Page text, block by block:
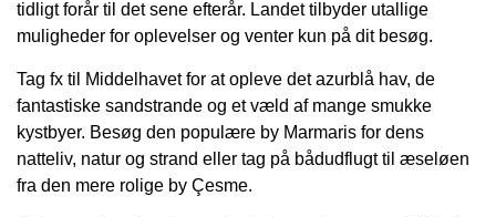
tidligt forår til det sene efterår. Landet tilbyder utallige
muligheder for oplevelser og venter kun på dit besøg.
Tag fx til Middelhavet for at opleve det azurblå hav, de
fantastiske sandstrande og et væld af mange smukke
kystbyer. Besøg den populære by Marmaris for dens
natteliv, natur og strand eller tag på bådudflugt til æseløen
fra den mere rolige by Çesme.